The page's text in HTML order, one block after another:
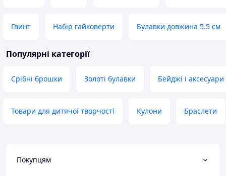
Гвинт Набір гайковерти Булавки довжина 5.5 см
Популярні категорії
Срібні брошки Золоті булавки Бейджі і
Товари для дитячої творчості Кулони Браслети
Покупцям